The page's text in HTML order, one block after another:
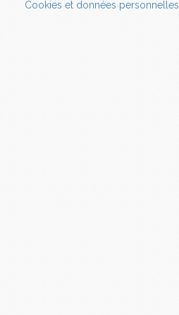
Cookies et données personnelles